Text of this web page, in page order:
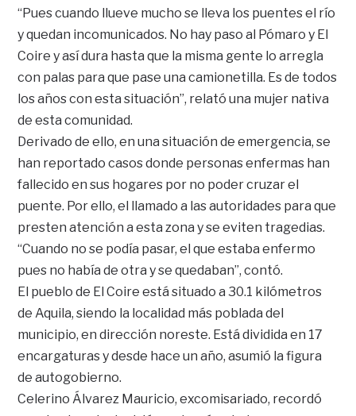
“Pues cuando llueve mucho se lleva los puentes el río
y quedan incomunicados. No hay paso al Pómaro y El
Coire y así dura hasta que la misma gente lo arregla
con palas para que pase una camionetilla. Es de todos
los años con esta situación”, relató una mujer nativa
de esta comunidad.
Derivado de ello, en una situación de emergencia, se
han reportado casos donde personas enfermas han
fallecido en sus hogares por no poder cruzar el
puente. Por ello, el llamado a las autoridades para que
presten atención a esta zona y se eviten tragedias.
“Cuando no se podía pasar, el que estaba enfermo
pues no había de otra y se quedaban”, contó.
El pueblo de El Coire está situado a 30.1 kilómetros
de Aquila, siendo la localidad más poblada del
municipio, en dirección noreste. Está dividida en 17
encargaturas y desde hace un año, asumió la figura
de autogobierno.
Celerino Álvarez Mauricio, excomisariado, recordó